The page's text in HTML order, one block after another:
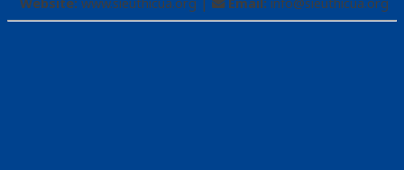
Website: www.sieuthicua.org Email: info@sieuthicua.org